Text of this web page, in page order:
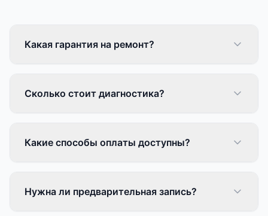
Какая гарантия на ремонт?
Сколько стоит диагностика?
Какие способы оплаты доступны?
Нужна ли предварительная запись?